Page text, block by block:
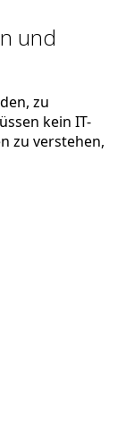
und
zu
kein IT-
zu verstehen,